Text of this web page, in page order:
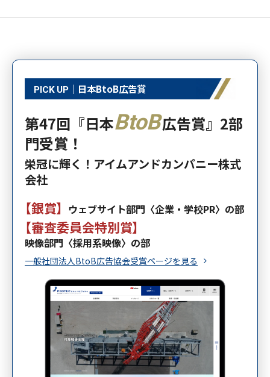
PICK UP｜日本BtoB広告賞
第47回『日本BtoB広告賞』2部
門受賞！
栄冠に輝く！アイムアンドカンパニー株式
会社
【銀賞】 ウェブサイト部門〈企業・学校PR〉の部
【審査委員会特別賞】
映像部門〈採用系映像〉の部
一般社団法人BtoB広告協会受賞ページを見る